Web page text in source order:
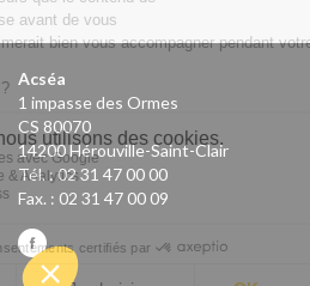
Acséa
1 impasse des Ormes
CS 80070
14200 Hérouville-Saint-Clair
Tél. : 02 31 47 00 00
Fax. : 02 31 47 00 09